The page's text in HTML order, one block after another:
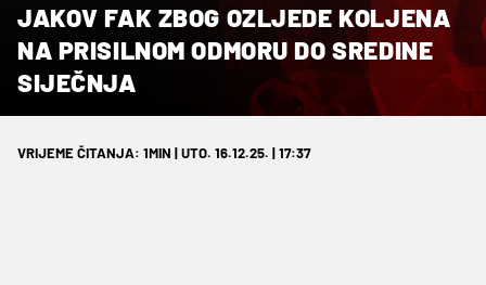
JAKOV FAK ZBOG OZLJEDE KOLJENA
NA PRISILNOM ODMORU DO SREDINE
SIJEČNJA
VRIJEME ČITANJA: 1MIN | UTO. 16.12.25. | 17:37